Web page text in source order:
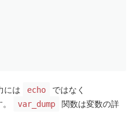
には echo ではなく
var_dump
関数は変数の詳